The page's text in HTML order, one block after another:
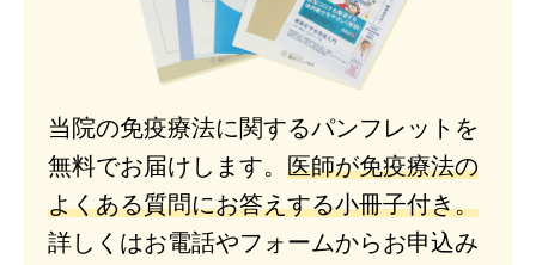
当院の免疫療法に関するパンフレットを
無料でお届けします。医師が免疫療法の
よくある質問にお答えする小冊子付き。
詳しくはお電話やフォームからお申込み